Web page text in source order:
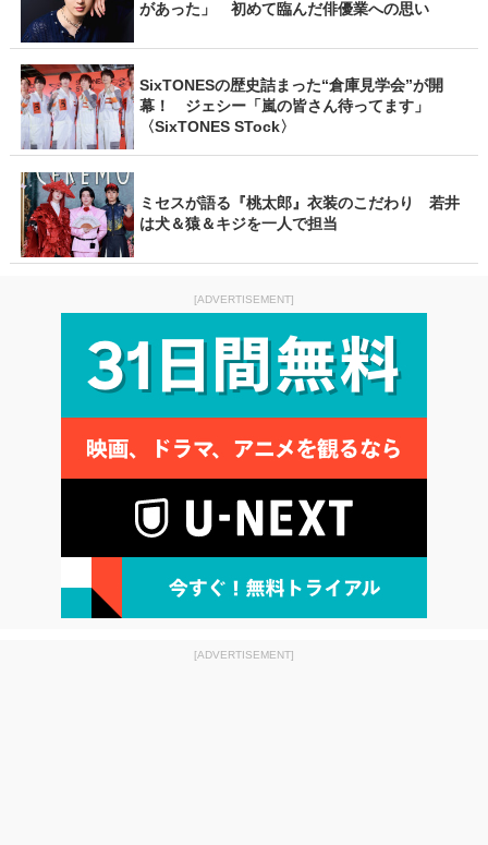
があった」 初めて臨んだ俳優業への思い
SixTONESの歴史詰まった“倉庫見学会”が開
幕！ ジェシー「嵐の皆さん待ってます」
〈SixTONES STock〉
ミセスが語る『桃太郎』衣装のこだわり 若井
は犬＆猿＆キジを一人で担当
[ADVERTISEMENT]
[ADVERTISEMENT]